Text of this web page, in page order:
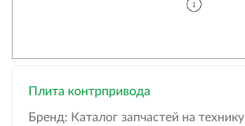
Плита контрпривода
Бренд: Каталог запчастей на технику